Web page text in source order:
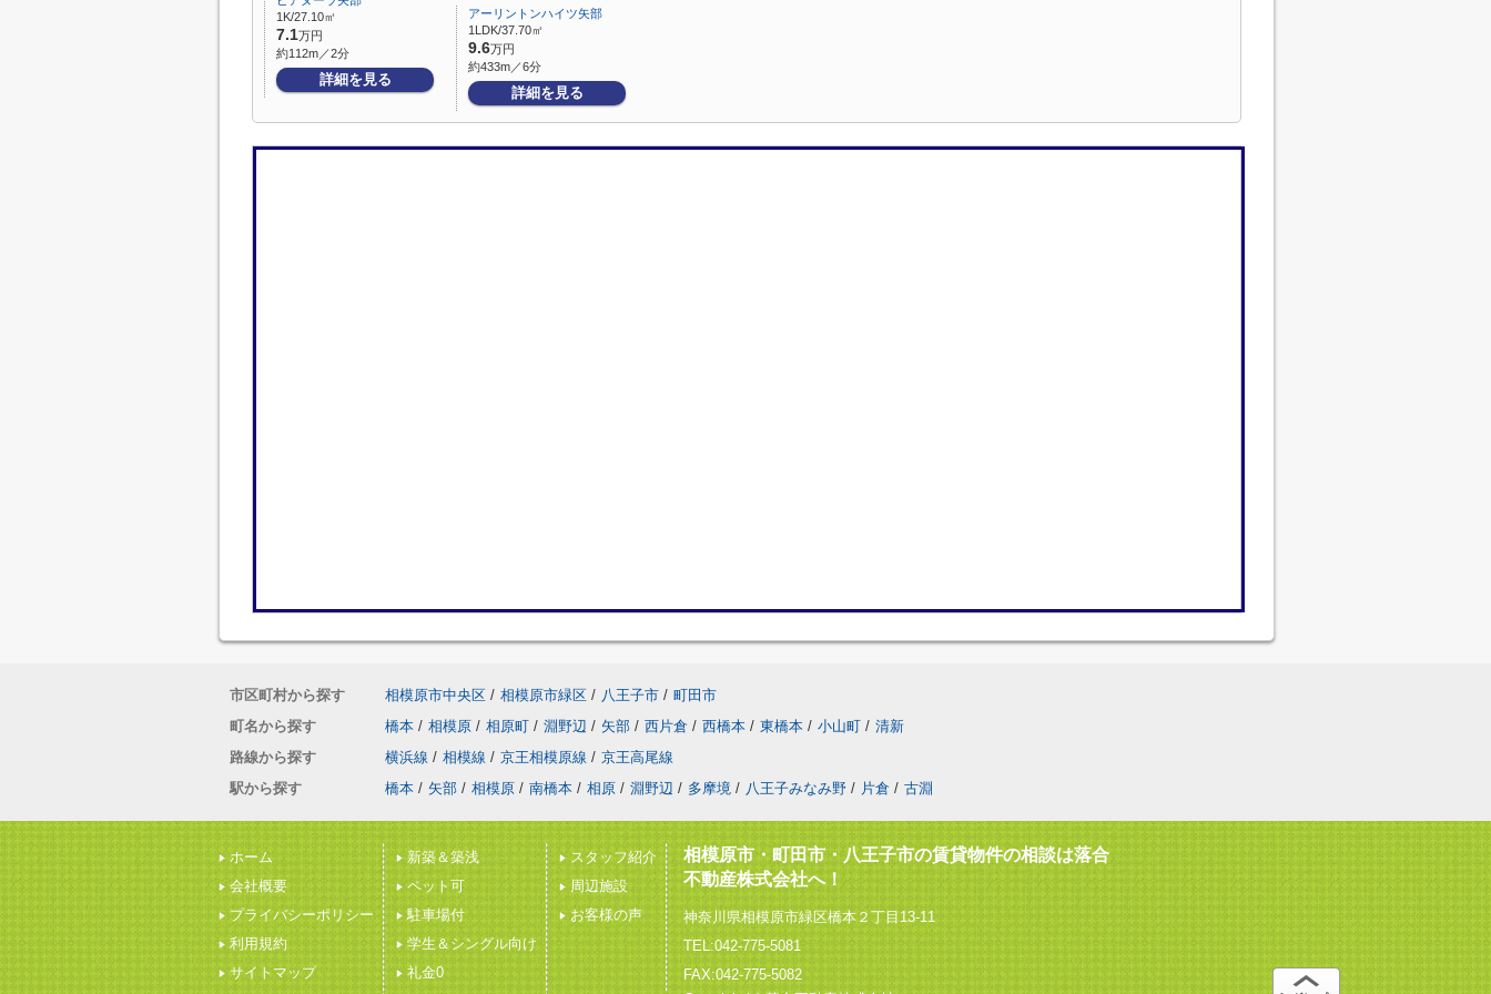
1K/27.10㎡
7.1万円
約112m／2分
詳細を見る
アーリントンハイツ矢部
1LDK/37.70㎡
9.6万円
約433m／6分
詳細を見る
市区町村から探す 相模原市中央区 / 相模原市緑区 / 八王子市 / 町田市
町名から探す
橋本 / 相模原 / 相原町 / 淵野辺 / 矢部 / 西片倉 / 西橋本 / 東橋本 / 小山町 / 清新
路線から探す
横浜線 / 相模線 / 京王相模原線 / 京王高尾線
駅から探す
橋本 / 矢部 / 相模原 / 南橋本 / 相原 / 淵野辺 / 多摩境 / 八王子みなみ野 / 片倉 / 古淵
ホーム
会社概要
プライバシーポリシー
利用規約
サイトマップ
新築＆築浅
ペット可
駐車場付
学生＆シングル向け
礼金0
スタッフ紹介
周辺施設
お客様の声
相模原市・町田市・八王子市の賃貸物件の相談は落合
不動産株式会社へ！
神奈川県相模原市緑区橋本２丁目13-11
TEL:042-775-5081
FAX:042-775-5082